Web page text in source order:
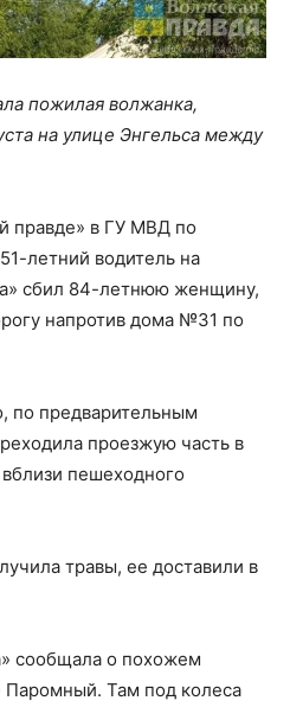
пожилая волжанка,
на улице Энгельса между
правде» в ГУ МВД по
летний водитель на
сбил 84-летнюю женщину,
напротив дома №31 по
по предварительным
проезжую часть в
пешеходного
травы, ее доставили в
сообщала о похожем
Паромный. Там под колеса